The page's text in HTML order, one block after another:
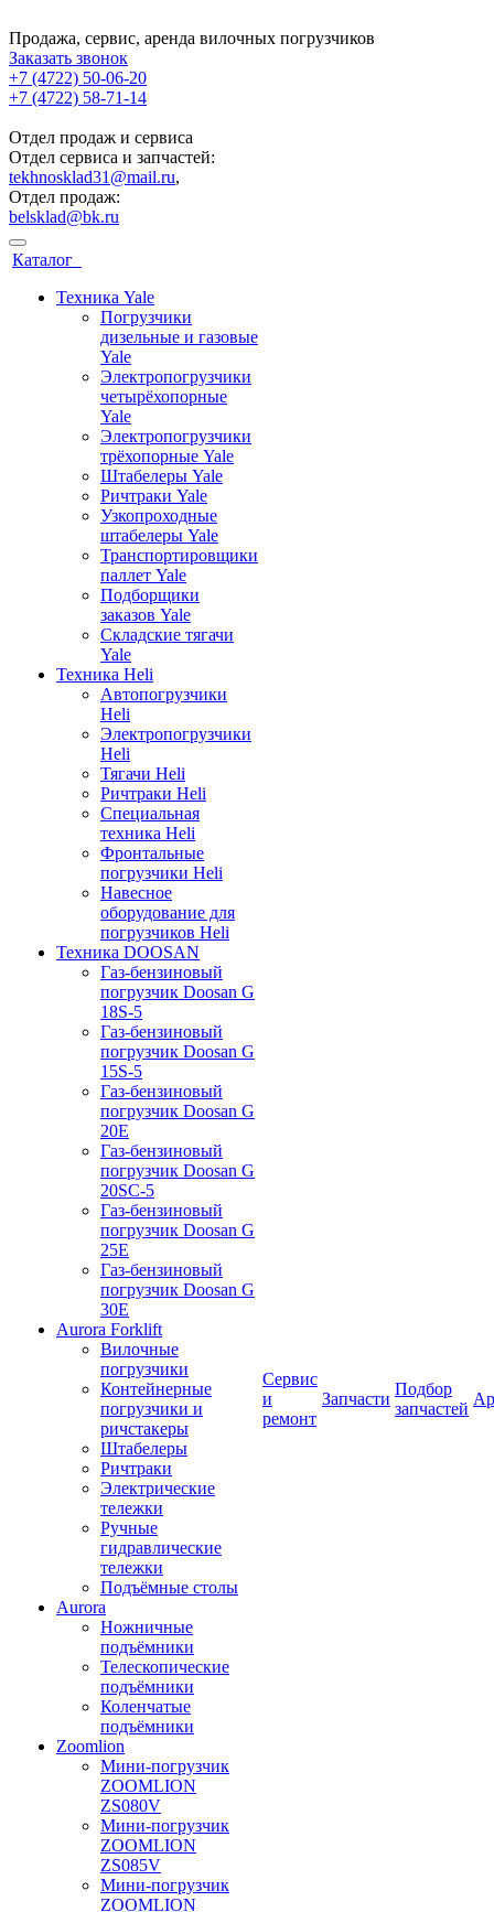
Продажа, сервис, аренда вилочных погрузчиков
Заказать звонок
+7 (4722) 50-06-20
+7 (4722) 58-71-14
Отдел продаж и сервиса
Отдел сервиса и запчастей:
tekhnosklad31@mail.ru,
Отдел продаж:
belsklad@bk.ru
Каталог
Техника Yale
Погрузчики
дизельные и газовые
Yale
Электропогрузчики
четырёхопорные
Yale
Электропогрузчики
трёхопорные Yale
Штабелеры Yale
Ричтраки Yale
Узкопроходные
штабелеры Yale
Транспортировщики
паллет Yale
Подборщики
заказов Yale
Складские тягачи
Yale
Техника Heli
Автопогрузчики
Heli
Электропогрузчики
Heli
Тягачи Heli
Ричтраки Heli
Специальная
техника Heli
Фронтальные
погрузчики Heli
Навесное
оборудование для
погрузчиков Heli
Техника DOOSAN
Газ-бензиновый
погрузчик Doosan G
18S-5
Газ-бензиновый
погрузчик Doosan G
15S-5
Газ-бензиновый
погрузчик Doosan G
20E
Газ-бензиновый
погрузчик Doosan G
20SC-5
Газ-бензиновый
погрузчик Doosan G
25E
Газ-бензиновый
погрузчик Doosan G
30E
Aurora Forklift
Вилочные
погрузчики
Контейнерные
погрузчики и
ричстакеры
Штабелеры
Ричтраки
Электрические
тележки
Ручные
гидравлические
тележки
Подъёмные столы
Aurora
Ножничные
подъёмники
Телескопические
подъёмники
Коленчатые
подъёмники
Zoomlion
Мини-погрузчик
ZOOMLION
ZS080V
Мини-погрузчик
ZOOMLION
ZS085V
Мини-погрузчик
ZOOMLION
Сервис
и
ремонт
Запчасти
Подбор
запчастей